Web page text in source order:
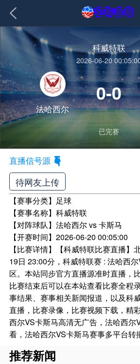
科威特联
2026-06-20
法哈西尔
0-0
已完赛
直播信号源
待网友上传
【赛事分类】 足球
【赛事名称】科威特联
【对阵球队】法哈西尔 vs 卡斯马
【开赛时间】2026-06-20 00:05:00
【比赛详情】
【科威特联比赛直播】
19日 23:00分，科威特联赛 : 法哈西
区。本站同步官方直播源准时直播，
比赛结束后可以在本站查看比赛全程
事结果、赛事相关新闻报道，以及科
直播，比赛录像，比赛视频下载，精
西尔VS卡斯马高清无广告，法哈西尔
看，法哈西尔VS卡斯马赛事多平台转
推荐新闻